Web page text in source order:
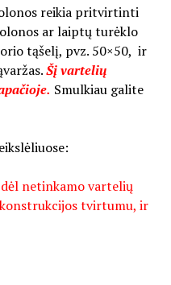
reikia pritvirtinti
ar laiptų turėklo
tąšelį, pvz. 50×50, ir
Šį vartelių
Smulkiau galite
dėl netinkamo vartelių
tvirtumu, ir